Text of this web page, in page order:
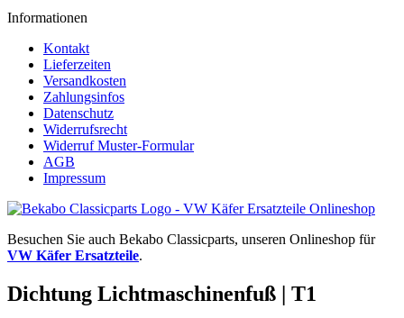
Informationen
Kontakt
Lieferzeiten
Versandkosten
Zahlungsinfos
Datenschutz
Widerrufsrecht
Widerruf Muster-Formular
AGB
Impressum
Besuchen Sie auch Bekabo Classicparts, unseren Onlineshop für
VW Käfer Ersatzteile.
Dichtung Lichtmaschinenfuß | T1